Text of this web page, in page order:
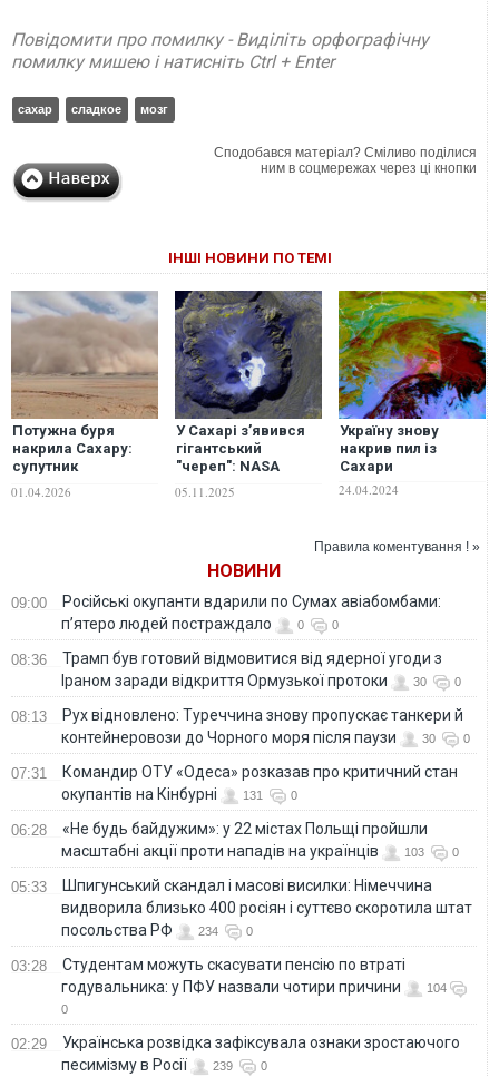
Повідомити про помилку - Виділіть орфографічну
помилку мишею і натисніть Ctrl + Enter
сахар сладкое мозг
Сподобався матеріал? Сміливо поділися
ним в соцмережах через ці кнопки
ІНШІ НОВИНИ ПО ТЕМІ
Потужна буря
накрила Сахару:
супутник
зафіксував стіну
пилу на 2000 км.
01.04.2026
У Сахарі з’явився
гігантський
"череп": NASA
показало моторошне
обличчя
05.11.2025
Україну знову
накрив пил із
Сахари
24.04.2024
Правила коментування ! »
НОВИНИ
09:00
Російські окупанти вдарили по Сумах авіабомбами:
п’ятеро людей постраждало
0 0
08:36
Трамп був готовий відмовитися від ядерної угоди з
Іраном заради відкриття Ормузької протоки
30 0
08:13
Рух відновлено: Туреччина знову пропускає танкери й
контейнеровози до Чорного моря після паузи
30 0
07:31
Командир ОТУ «Одеса» розказав про критичний стан
окупантів на Кінбурні
131 0
06:28
«Не будь байдужим»: у 22 містах Польщі пройшли
масштабні акції проти нападів на українців
103 0
05:33
Шпигунський скандал і масові висилки: Німеччина
видворила близько 400 росіян і суттєво скоротила штат
посольства РФ
234 0
03:28
Студентам можуть скасувати пенсію по втраті
годувальника: у ПФУ назвали чотири причини
104
0
02:29
Українська розвідка зафіксувала ознаки зростаючого
песимізму в Росії
239 0